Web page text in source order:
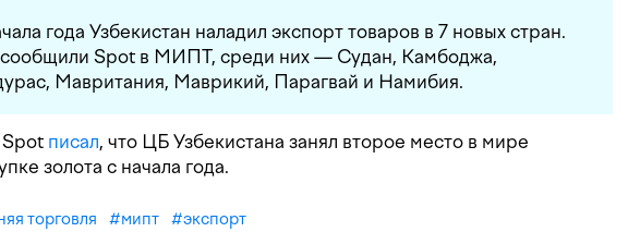
года Узбекистан наладил экспорт товаров в 7 новых стран.
Spot в МИПТ, среди них — Судан, Камбоджа,
Мавритания, Маврикий, Парагвай и Намибия.
Spot писал, что ЦБ Узбекистана занял второе место в мире
золота с начала года.
торговля #мипт #экспорт